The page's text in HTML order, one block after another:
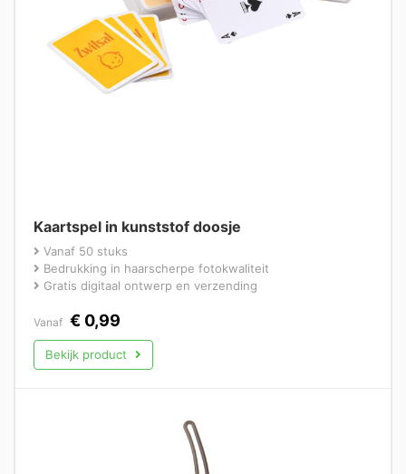
Kaartspel in kunststof doosje
Vanaf 50 stuks
Bedrukking in haarscherpe fotokwaliteit
Gratis digitaal ontwerp en verzending
Vanaf € 0,99
Bekijk product